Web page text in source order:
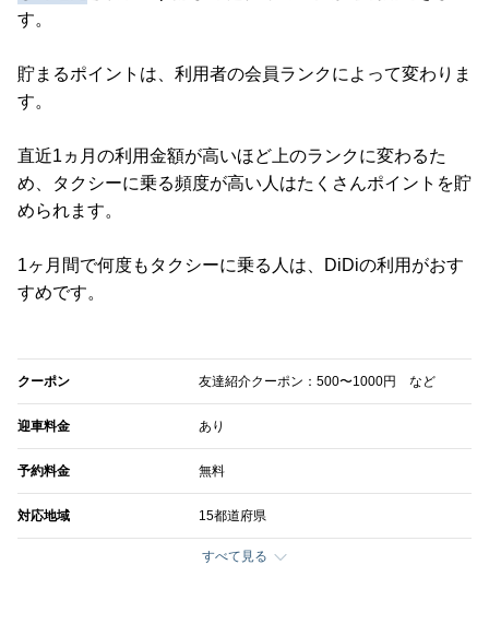
す。
貯まるポイントは、利用者の会員ランクによって変わりま
す。
直近1ヵ月の利用金額が高いほど上のランクに変わるた
め、タクシーに乗る頻度が高い人はたくさんポイントを貯
められます。
1ヶ月間で何度もタクシーに乗る人は、DiDiの利用がおす
すめです。
クーポン 友達紹介クーポン：500〜1000円 など
迎車料金 あり
予約料金 無料
対応地域 15都道府県
すべて見る